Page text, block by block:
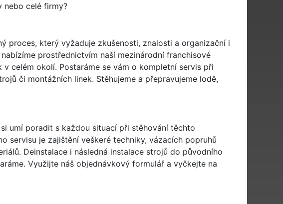
nebo celé firmy?
proces, který vyžaduje zkušenosti, znalosti a organizační i
prostřednictvím naší mezinárodní franchisové
v celém okolí. Postaráme se vám o kompletní servis při
či montážních linek. Stěhujeme a přepravujeme lodě,
umí poradit s každou situací při stěhování těchto
servisu je zajištění veškeré techniky, vázacích popruhů
Deinstalace i následná instalace strojů do původního
Využijte náš objednávkový formulářa vyčkejte na